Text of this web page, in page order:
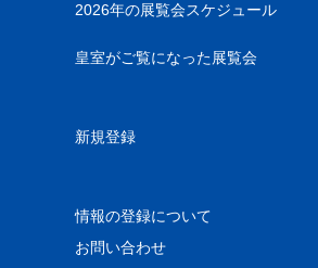
2026年の展覧会スケジュール
皇室がご覧になった展覧会
新規登録
情報の登録について
お問い合わせ